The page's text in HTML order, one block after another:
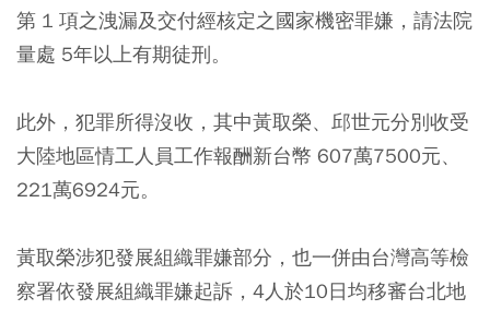
第 1 項之洩漏及交付經核定之國家機密罪嫌，請法院
量處 5年以上有期徒刑。
此外，犯罪所得沒收，其中黃取榮、邱世元分別收受
大陸地區情工人員工作報酬新台幣 607萬7500元、
221萬6924元。
黃取榮涉犯發展組織罪嫌部分，也一併由台灣高等檢
察署依發展組織罪嫌起訴，4人於10日均移審台北地